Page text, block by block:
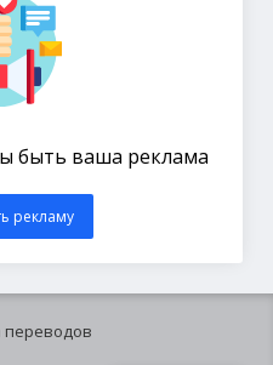
быть ваша реклама
рекламу
переводов